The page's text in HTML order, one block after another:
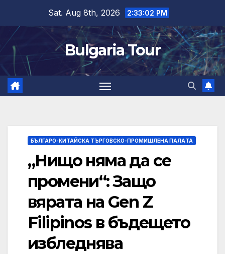
content
Sat. Aug 8th, 2026 2:33:03 PM
Bulgaria Tour
БЪЛГАРО-КИТАЙСКА ТЪРГОВСКО-ПРОМИШЛЕНА ПАЛAТА
„Нищо няма да се
промени“: Защо
вярата на Gen Z
Filipinos в бъдещето
избледнява